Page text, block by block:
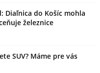
Diaľnica do Košíc mohla
železnice
SUV? Máme pre vás